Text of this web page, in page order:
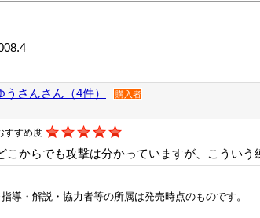
うさんさん（4件） 購入者
すすめ度
こからでも攻撃は分かっていますが、こういう
導・解説・協力者等の所属は発売時点のものです。